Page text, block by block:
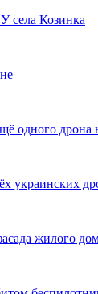
села Козинка
дрона
украинских
жилого